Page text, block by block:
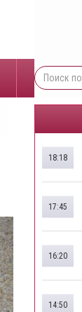
18:18
17:45
16:20
14:50